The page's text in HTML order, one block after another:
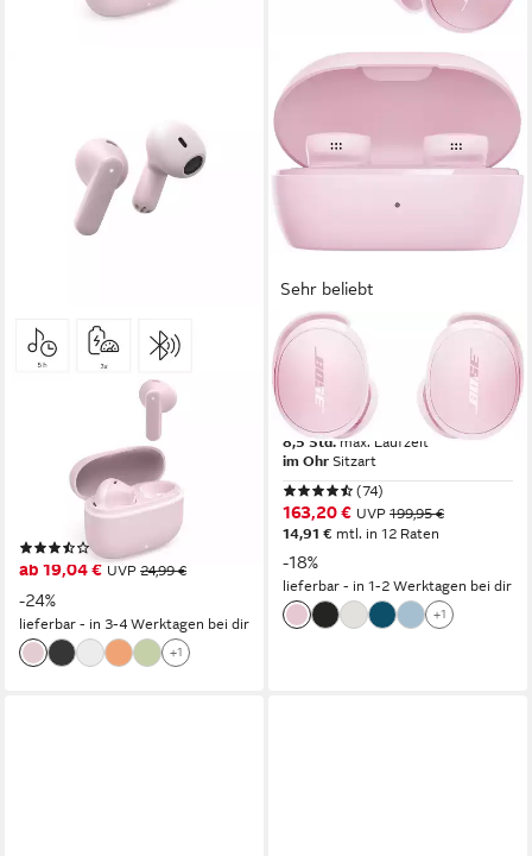
HAMA
Bluetooth Kopfhörer mit
Mikrofon (True Wireless
Headset, TWS Earbuds) In-
Ear-Kopfhörer
Bluetooth
Verbindung
0,035 kg Gewicht
Bluetooth
(34)
ab 19,04 € UVP 24,99 €
-24%
lieferbar - in 3-4 Werktagen bei dir
+1
Sehr beliebt
BOSE
QC Earbuds wireless In-Ear-
Kopfhörer
Bluetooth Verbindung
8,5 Std. max. Laufzeit
im Ohr Sitzart
(74)
163,20 € UVP 199,95 €
14,91 € mtl. in 12 Raten
-18%
lieferbar - in 1-2 Werktagen bei dir
+1